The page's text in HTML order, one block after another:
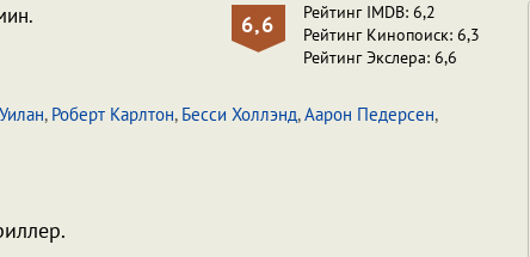
6,6
Рейтинг IMDB: 6,2
Рейтинг Кинопоиск: 6,3
Рейтинг Экслера: 6,6
, Роберт Карлтон, Бесси Холлэнд,Аарон Педерсен,